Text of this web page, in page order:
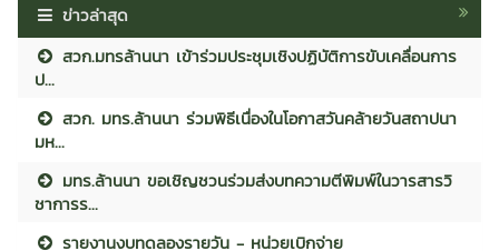
ข่าวล่าสุด
สวก.มทรล้านนา เข้าร่วมประชุมเชิงปฏิบัติการขับเคลื่อนการ
ป...
สวก. มทร.ล้านนา ร่วมพิธีเนื่องในโอกาสวันคล้ายวันสถาปนา
มห...
มทร.ล้านนา ขอเชิญชวนร่วมส่งบทความตีพิมพ์ในวารสารวิ
ชาการร...
รายงานงบทดลองรายวัน - หน่วยเบิกจ่าย